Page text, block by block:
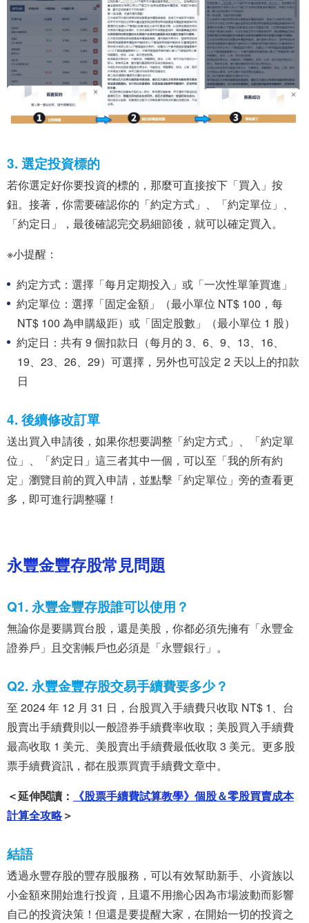
3. 選定投資標的
若你選定好你要投資的標的，那麼可直接按下「買入」按
鈕。接著，你需要確認你的「約定方式」、「約定單位」、
「約定日」，最後確認完交易細節後，就可以確定買入。
※小提醒：
約定方式：選擇「每月定期投入」或「一次性單筆買進」
約定單位：選擇「固定金額」（最小單位 NT$ 100，每
NT$ 100 為申購級距）或「固定股數」（最小單位 1 股）
約定日：共有 9 個扣款日（每月的 3、6、9、13、16、
19、23、26、29）可選擇，另外也可設定 2 天以上的扣款
日
4. 後續修改訂單
送出買入申請後，如果你想要調整「約定方式」、「約定單
位」、「約定日」這三者其中一個，可以至「我的所有約
定」瀏覽目前的買入申請，並點擊「約定單位」旁的查看更
多，即可進行調整囉！
永豐金豐存股常見問題
Q1. 永豐金豐存股誰可以使用？
無論你是要購買台股，還是美股，你都必須先擁有「永豐金
證券戶」且交割帳戶也必須是「永豐銀行」。
Q2. 永豐金豐存股交易手續費要多少？
至 2024 年 12 月 31 日，台股買入手續費只收取 NT$ 1、台
股賣出手續費則以一般證券手續費率收取；美股買入手續費
最高收取 1 美元、美股賣出手續費最低收取 3 美元。更多股
票手續費資訊，都在股票買賣手續費文章中。
＜延伸閱讀：
《股票手續費試算教學》個股＆零股買賣成本
計算全攻略＞
結語
透過永豐存股的豐存股服務，可以有效幫助新手、小資族以
小金額來開始進行投資，且還不用擔心因為市場波動而影響
自己的投資決策！但還是要提醒大家，在開始一切的投資之